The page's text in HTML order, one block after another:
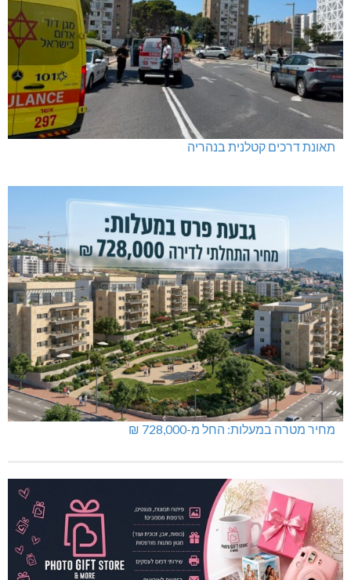
תאונת דרכים קטלנית בנהריה
מחיר מטרה במעלות: החל מ-728,000 ₪